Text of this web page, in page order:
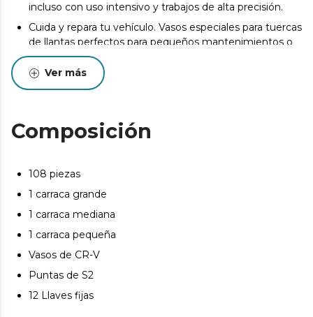
incluso con uso intensivo y trabajos de alta precisión.
Cuida y repara tu vehículo. Vasos especiales para tuercas
de llantas perfectos para pequeños mantenimientos o
emergencias.
Seguridad y organización garantizadas. Maletín de alta
calidad con organizador interno y dos cierres de
transportarlo con total seguridad.
Ver más
Composición
108 piezas
1 carraca grande
1 carraca mediana
1 carraca pequeña
Vasos de CR-V
Puntas de S2
12 Llaves fijas